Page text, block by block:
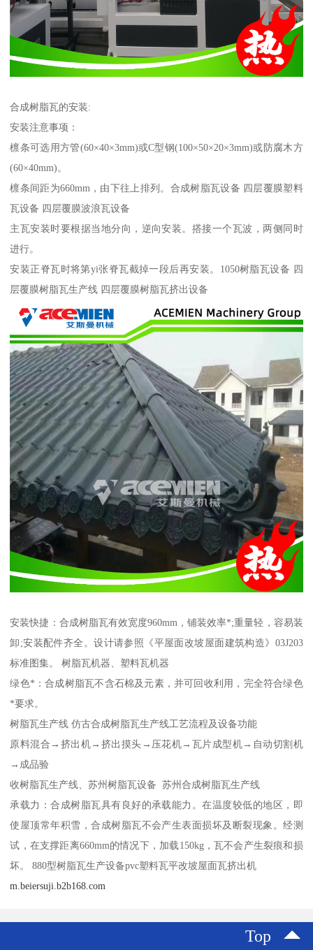
合成树脂瓦的安装:
安装注意事项：
檩条可选用方管(60×40×3mm)或C型钢(100×50×20×3mm)或防腐木方
(60×40mm)。
檩条间距为660mm，由下往上排列。合成树脂瓦设备 四层覆膜塑料
瓦设备 四层覆膜波浪瓦设备
主瓦安装时要根据当地分向，逆向安装。搭接一个瓦波，两侧同时
进行。
安装正脊瓦时将第yi张脊瓦截掉一段后再安装。1050树脂瓦设备 四
层覆膜树脂瓦生产线 四层覆膜树脂瓦挤出设备
安装快捷：合成树脂瓦有效宽度960mm，铺装效率*;重量轻，容易装
卸;安装配件齐全。设计请参照《平屋面改坡屋面建筑构造》03J203
标准图集。 树脂瓦机器、塑料瓦机器
绿色*：合成树脂瓦不含石棉及元素，并可回收利用，完全符合绿色
*要求。
树脂瓦生产线 仿古合成树脂瓦生产线工艺流程及设备功能
原料混合→挤出机→挤出摸头→压花机→瓦片成型机→自动切割机
→成品验
收树脂瓦生产线、苏州树脂瓦设备 苏州合成树脂瓦生产线
承载力：合成树脂瓦具有良好的承载能力。在温度较低的地区，即
使屋顶常年积雪，合成树脂瓦不会产生表面损坏及断裂现象。经测
试，在支撑距离660mm的情况下，加载150kg，瓦不会产生裂痕和损
坏。 880型树脂瓦生产设备pvc塑料瓦平改坡屋面瓦挤出机
m.beiersuji.b2b168.com
Top